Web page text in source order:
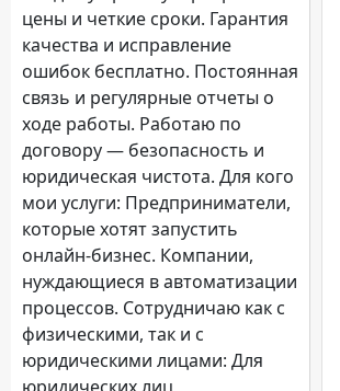
цены и четкие сроки. Гарантия
качества и исправление
ошибок бесплатно. Постоянная
связь и регулярные отчеты о
ходе работы. Работаю по
договору — безопасность и
юридическая чистота. Для кого
мои услуги: Предприниматели,
которые хотят запустить
онлайн-бизнес. Компании,
нуждающиеся в автоматизации
процессов. Сотрудничаю как с
физическими, так и с
юридическими лицами: Для